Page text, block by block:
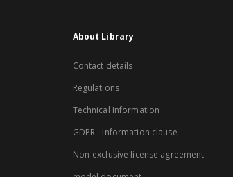
About Library
Contact details
Regulations
Technical Information
GDPR - Information clause
Non-exclusive license agreement -